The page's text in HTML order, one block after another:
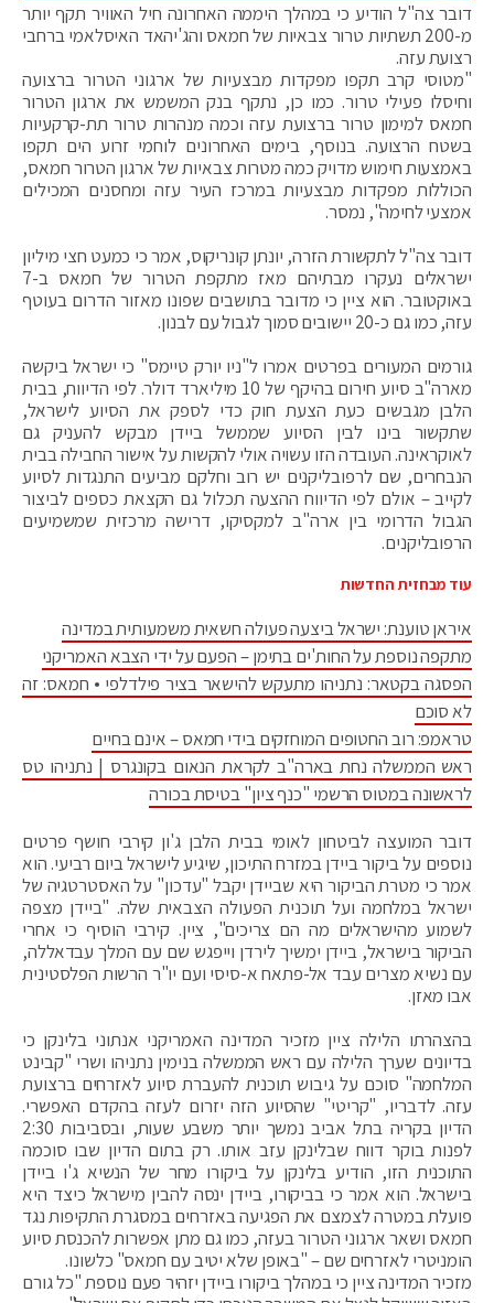
דובר צה"ל הודיע כי במהלך היממה האחרונה חיל האוויר תקף יותר
מ-200 תשתיות טרור צבאיות של חמאס והג'יהאד האיסלאמי ברחבי
רצועת עזה.
"מטוסי קרב תקפו מפקדות מבצעיות של ארגוני הטרור ברצועה
וחיסלו פעילי טרור. כמו כן, נתקף בנק המשמש את ארגון הטרור
חמאס למימון טרור ברצועת עזה וכמה מנהרות טרור תת-קרקעיות
בשטח הרצועה. בנוסף, בימים האחרונים לוחמי זרוע הים תקפו
באמצעות חימוש מדויק כמה מטרות צבאיות של ארגון הטרור חמאס,
הכוללות מפקדות מבצעיות במרכז העיר עזה ומחסנים המכילים
אמצעי לחימה", נמסר.
דובר צה"ל לתקשורת הזרה, יונתן קונריקוס, אמר כי כמעט חצי מיליון
ישראלים נעקרו מבתיהם מאז מתקפת הטרור של חמאס ב-7
באוקטובר. הוא ציין כי מדובר בתושבים שפונו מאזור הדרום בעוטף
עזה, כמו גם כ-20 יישובים סמוך לגבול עם לבנון.
גורמים המעורים בפרטים אמרו ל"ניו יורק טיימס" כי ישראל ביקשה
מארה"ב סיוע חירום בהיקף של 10 מיליארד דולר. לפי הדיווח, בבית
הלבן מגבשים כעת הצעת חוק כדי לספק את הסיוע לישראל,
שתקשור בינו לבין הסיוע שממשל ביידן מבקש להעניק גם
לאוקראינה. העובדה הזו עשויה אולי להקשות על אישור החבילה בבית
הנבחרים, שם לרפובליקנים יש רוב וחלקם מביעים התנגדות לסיוע
לקייב – אולם לפי הדיווח ההצעה תכלול גם הקצאת כספים לביצור
הגבול הדרומי בין ארה"ב למקסיקו, דרישה מרכזית שמשמיעים
הרפובליקנים.
עוד מבחזית החדשות
איראן טוענת: ישראל ביצעה פעולה חשאית משמעותית במדינה
מתקפה נוספת על החות'ים בתימן – הפעם על ידי הצבא האמריקני
הפסגה בקטאר: נתניהו מתעקש להישאר בציר פילדלפי • חמאס: זה
לא סוכם
טראמפ: רוב החטופים המוחזקים בידי חמאס – אינם בחיים
ראש הממשלה נחת בארה"ב לקראת הנאום בקונגרס | נתניהו טס
לראשונה במטוס הרשמי "כנף ציון" בטיסת בכורה
דובר המועצה לביטחון לאומי בבית הלבן ג'ון קירבי חושף פרטים
נוספים על ביקור ביידן במזרח התיכון, שיגיע לישראל ביום רביעי. הוא
אמר כי מטרת הביקור היא שביידן יקבל "עדכון" על האסטרטגיה של
ישראל במלחמה ועל תוכנית הפעולה הצבאית שלה. "ביידן מצפה
לשמוע מהישראלים מה הם צריכים", ציין. קירבי הוסיף כי אחרי
הביקור בישראל, ביידן ימשיך לירדן וייפגש שם עם המלך עבדאללה,
עם נשיא מצרים עבד אל-פתאח א-סיסי ועם יו"ר הרשות הפלסטינית
אבו מאזן.
בהצהרתו הלילה ציין מזכיר המדינה האמריקני אנתוני בלינקן כי
בדיונים שערך הלילה עם ראש הממשלה בנימין נתניהו ושרי "קבינט
המלחמה" סוכם על גיבוש תוכנית להעברת סיוע לאזרחים ברצועת
עזה. לדבריו, "קריטי" שהסיוע הזה יזרום לעזה בהקדם האפשרי.
הדיון בקריה בתל אביב נמשך יותר משבע שעות, ובסביבות 2:30
לפנות בוקר דווח שבלינקן עזב אותו. רק בתום הדיון שבו סוכמה
התוכנית הזו, הודיע בלינקן על ביקורו מחר של הנשיא ג'ו ביידן
בישראל. הוא אמר כי בביקורו, ביידן ינסה להבין מישראל כיצד היא
פועלת במטרה לצמצם את הפגיעה באזרחים במסגרת התקיפות נגד
חמאס ושאר ארגוני הטרור בעזה, כמו גם מתן אפשרות להכנסת סיוע
הומניטרי לאזרחים שם – "באופן שלא יטיב עם חמאס" כלשונו.
מזכיר המדינה ציין כי במהלך ביקורו ביידן יזהיר פעם נוספת "כל גורם